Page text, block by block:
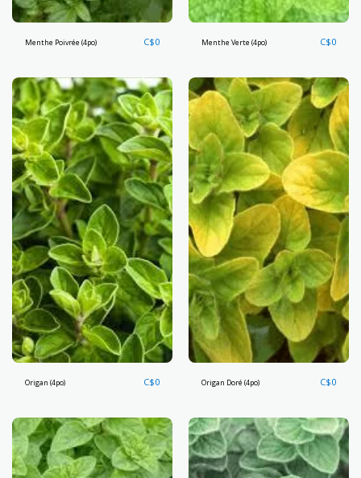
Menthe Poivrée (4po) C$0 Menthe Verte (4po) C$0
Origan (4po) C$0 Origan Doré (4po) C$0